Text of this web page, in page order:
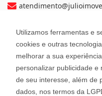
Utilizamos ferramentas e
cookies e outras
melhorar a sua
personalizar publicidade e
de seu interesse, além de
dados, nos termos da
Avenida Hugo
CEP: 88354-300
Horário de